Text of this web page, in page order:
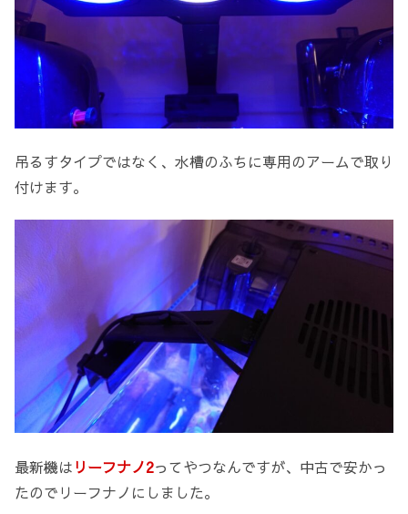
吊るすタイプではなく、水槽のふちに専用のアームで取り
付けます。
最新機はリーフナノ2ってやつなんですが、中古で安かっ
たのでリーフナノにしました。